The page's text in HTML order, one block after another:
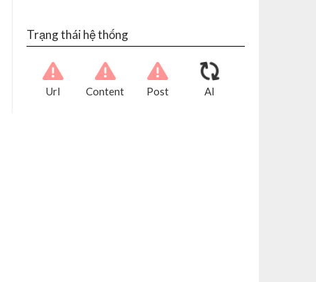
Trạng thái hệ thống
Url Content Post AI